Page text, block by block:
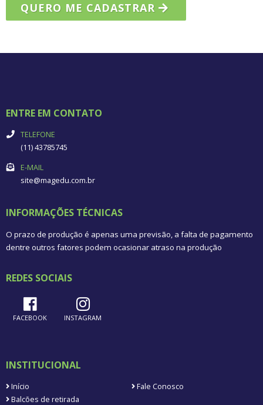
QUERO ME CADASTRAR
ENTRE EM CONTATO
TELEFONE
(11) 43785745
E-MAIL
site@magedu.com.br
INFORMAÇÕES TÉCNICAS
O prazo de produção é apenas uma previsão, a falta de pagamento
dentre outros fatores podem ocasionar atraso na produção
REDES SOCIAIS
FACEBOOK INSTAGRAM
INSTITUCIONAL
Início
Fale Conosco
Balcões de retirada